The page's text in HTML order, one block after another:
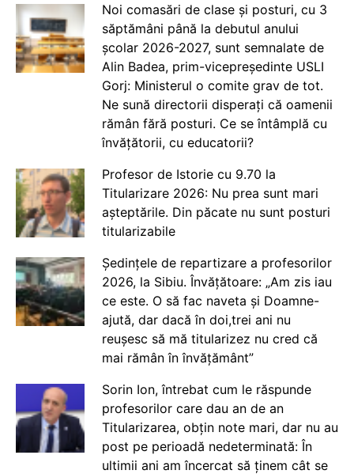
Noi comasări de clase și posturi, cu 3
săptămâni până la debutul anului
școlar 2026-2027, sunt semnalate de
Alin Badea, prim-vicepreședinte USLI
Gorj: Ministerul o comite grav de tot.
Ne sună directorii disperați că oamenii
rămân fără posturi. Ce se întâmplă cu
învățătorii, cu educatorii?
Profesor de Istorie cu 9.70 la
Titularizare 2026: Nu prea sunt mari
așteptările. Din păcate nu sunt posturi
titularizabile
Ședințele de repartizare a profesorilor
2026, la Sibiu. Învățătoare: „Am zis iau
ce este. O să fac naveta și Doamne-
ajută, dar dacă în doi,trei ani nu
reușesc să mă titularizez nu cred că
mai rămân în învățământ”
Sorin Ion, întrebat cum le răspunde
profesorilor care dau an de an
Titularizarea, obțin note mari, dar nu au
post pe perioadă nedeterminată: În
ultimii ani am încercat să ținem cât se